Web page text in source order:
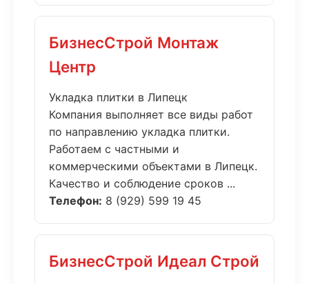
БизнесСтрой Монтаж
Центр
Укладка плитки в Липецк
Компания выполняет все виды работ
по направлению укладка плитки.
Работаем с частными и
коммерческими объектами в Липецк.
Качество и соблюдение сроков ...
Телефон: 8 (929) 599 19 45
БизнесСтрой Идеал Строй